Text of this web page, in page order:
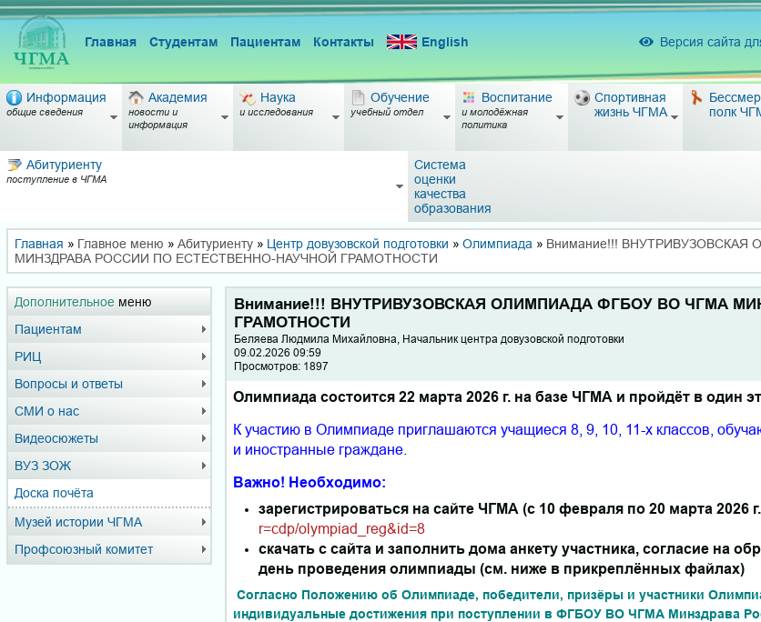
Главная Студентам Пациентам Контакты English Версия сайта
Информация
общие сведения
Академия
новости и
информация
Наука
и исследования
Обучение
учебный отдел
Воспитание
и молодёжная
политика
Спортивная
жизнь ЧГМА
полк
Абитуриенту
поступление в ЧГМА
Система
оценки
качества
образования
Главная » Главное меню » Абитуриенту » Центр довузовской подготовки » Олимпиада » Внимание!!!
МИНЗДРАВА РОССИИ ПО ЕСТЕСТВЕННО-НАУЧНОЙ ГРАМОТНОСТИ
Дополнительное меню
Пациентам
РИЦ
Вопросы и ответы
СМИ о нас
Видеосюжеты
ВУЗ ЗОЖ
Доска почёта
Музей истории ЧГМА
Профсоюзный комитет
Внимание!!! ВНУТРИВУЗОВСКАЯ ОЛИМПИАДА ФГБОУ ВО ЧГМА
ГРАМОТНОСТИ
Беляева Люд­ми­ла Ми­хай­лов­на, Начальник центра довузовской подготовки
09.02.2026 09:59
Просмотров: 1897
Олимпиада состоится 22 марта 2026 г. на базе ЧГМА и пройдёт в один
К участию в Олимпиаде приглашаются учащиеся 8, 9, 10, 11-х классов,
и иностранные граждане.
Важно! Необходимо:
зарегистрироваться на сайте ЧГМА (с 10 февраля по 20 марта 2026
r=cdp/olympiad_reg&id=8
скачать с сайта и заполнить дома анкету участника, согласие на
день проведения олимпиады (см. ниже в прикреплённых файлах)
Согласно Положению об Олимпиаде, победители, призёры и участники
индивидуальные достижения при поступлении в ФГБОУ ВО ЧГМА Минздрава